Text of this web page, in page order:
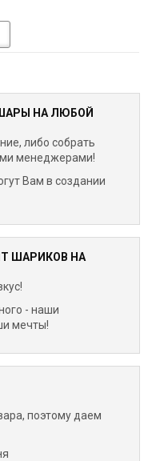
НА ЛЮБОЙ
либо собрать
менеджерами!
Вам в создании
ШАРИКОВ НА
- наши
мечты!
поэтому даем